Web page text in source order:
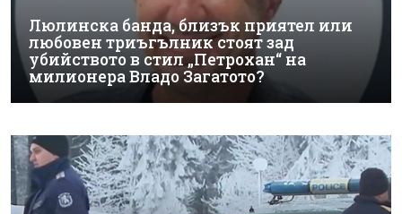
Люлинска банда, близък приятел или
любовен триъгълник стоят зад
убийството в стил „Петрохан“ на
милионера Владо Загатото?